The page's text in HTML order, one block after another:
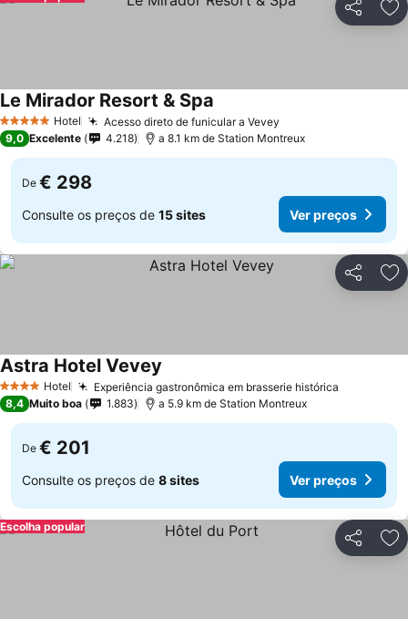
Partilhar
5 Estrelas Hotel Acesso direto de funicular a Vevey
Le Mirador Resort & Spa
9,0 Excelente 4.218 a 8.1 km de Station Montreux
De € 298
Consulte os preços de 15 sites Ver preços
Partilhar
4 EstrelasHotel Experiência gastronômica em brasserie histórica
Astra Hotel Vevey
8,4 Muito boa 1.883 a 5.9 km de Station Montreux
De € 201
Consulte os preços de 8 sites Ver preços
Partilhar
Escolha popular